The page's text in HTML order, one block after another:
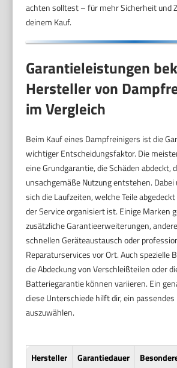
achten solltest – für mehr Sicherheit und
deinem Kauf.
Garantieleistungen
Hersteller von
im Vergleich
Beim Kauf eines Dampfreinigers ist die
wichtiger Entscheidungsfaktor. Die
eine Grundgarantie, die Schäden abdeckt,
unsachgemäße Nutzung entstehen.
sich die Laufzeiten, welche Teile
der Service organisiert ist. Einige Marken
zusätzliche Garantieerweiterungen,
schnellen Geräteaustausch oder
Reparaturservices vor Ort. Auch spezielle
die Abdeckung von Verschleißteilen oder
Batteriegarantie können variieren. Ein
diese Unterschiede hilft dir, ein passendes
auszuwählen.
Hersteller Garantiedauer